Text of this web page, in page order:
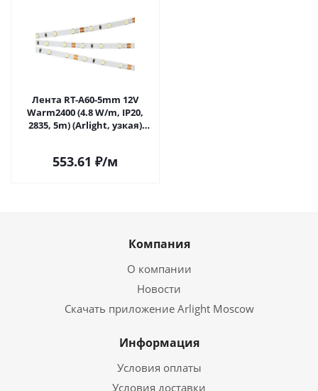
Лента RT-A60-5mm 12V
Warm2400 (4.8 W/m, IP20,
2835, 5m) (Arlight, узкая)
553.61 ₽/м
Компания
О компании
Новости
Скачать приложение Arlight Moscow
Информация
Условия оплаты
Условия доставки